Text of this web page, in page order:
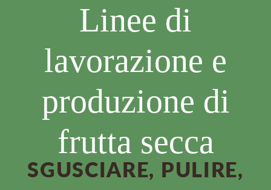
Linee di
lavorazione e
produzione di
frutta secca
SGUSCIARE, PULIRE,